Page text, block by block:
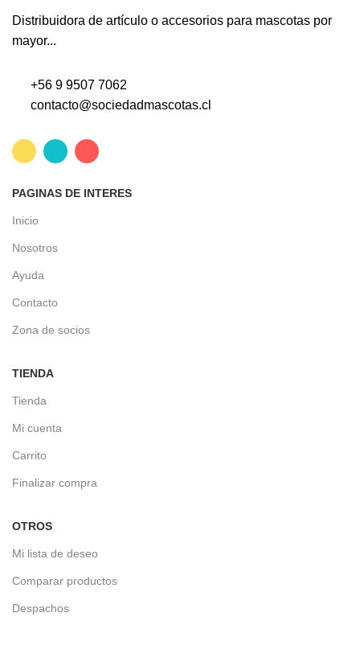
Distribuidora de artículo o accesorios para mascotas por
mayor...
+56 9 9507 7062
contacto@sociedadmascotas.cl
PAGINAS DE INTERES
Inicio
Nosotros
Ayuda
Contacto
Zona de socios
TIENDA
Tienda
Mi cuenta
Carrito
Finalizar compra
OTROS
Mi lista de deseo
Comparar productos
Despachos